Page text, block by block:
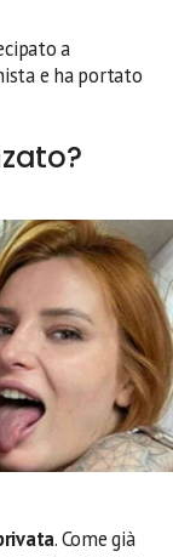
a
e ha portato
. Come già